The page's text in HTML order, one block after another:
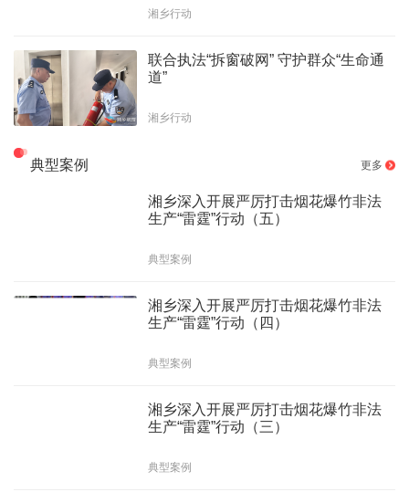
湘乡行动
联合执法“拆窗破网” 守护群众“生命通
道”
湘乡行动
典型案例 更多
湘乡深入开展严厉打击烟花爆竹非法
生产“雷霆”行动（五）
典型案例
湘乡深入开展严厉打击烟花爆竹非法
生产“雷霆”行动（四）
典型案例
湘乡深入开展严厉打击烟花爆竹非法
生产“雷霆”行动（三）
典型案例